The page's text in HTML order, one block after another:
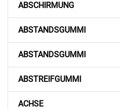
ABSCHIRMUNG
ABSTANDSGUMMI
ABSTANDSGUMMI
ABSTREIFGUMMI
ACHSE